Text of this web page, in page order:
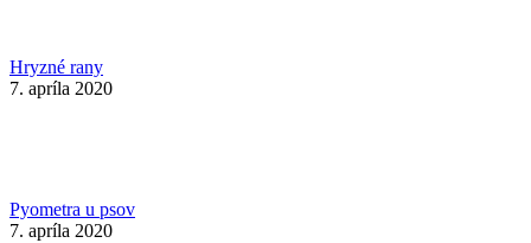
Hryzné rany
7. apríla 2020
Pyometra u psov
7. apríla 2020